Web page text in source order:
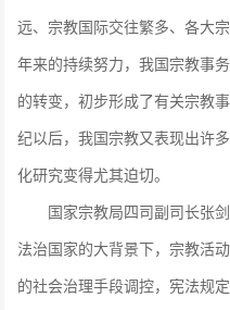
远、宗教国际交往繁多、各大
年来的持续努力，我国宗教事
的转变，初步形成了有关宗教
纪以后，我国宗教又表现出许
化研究变得尤其迫切。
国家宗教局四司副司长张剑
法治国家的大背景下，宗教活
的社会治理手段调控，宪法规